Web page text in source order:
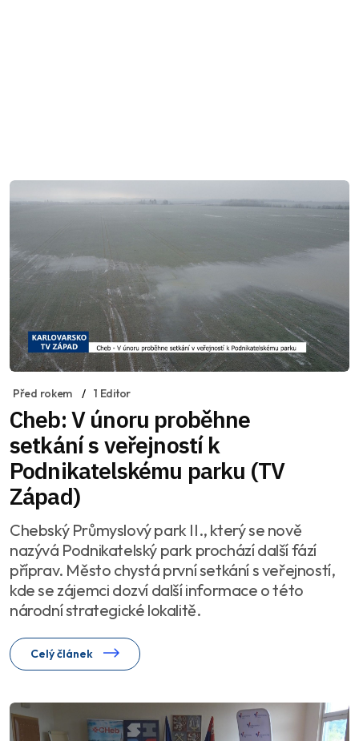
Před rokem 1 Editor
Cheb: V únoru proběhne
setkání s veřejností k
Podnikatelskému parku (TV
Západ)
Chebský Průmyslový park II., který se nově
nazývá Podnikatelský park prochází další fází
příprav. Město chystá první setkání s veřejností,
kde se zájemci dozví další informace o této
národní strategické lokalitě.
Celý článek